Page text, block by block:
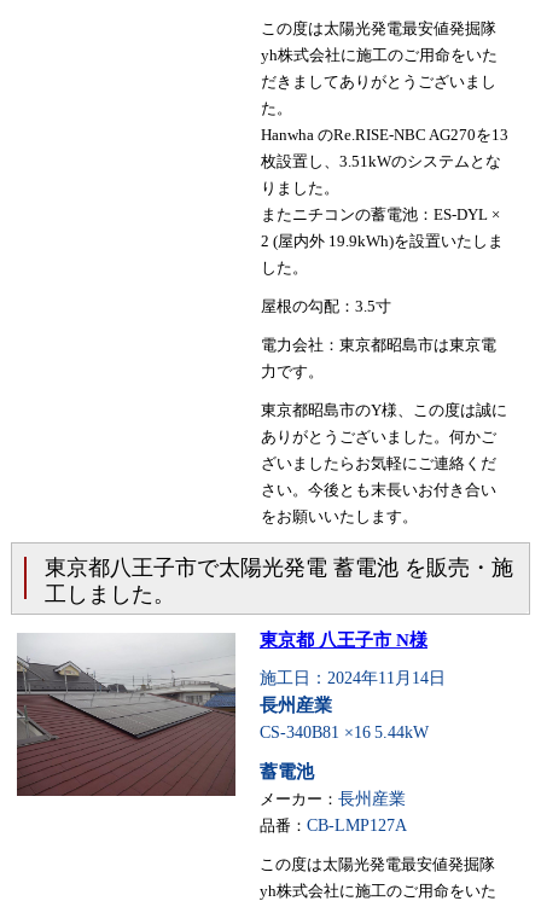
この度は太陽光発電最安値発掘隊
yh株式会社に施工のご用命をいた
だきましてありがとうございまし
た。
Hanwha のRe.RISE-NBC AG270を13
枚設置し、3.51kWのシステムとな
りました。
またニチコンの蓄電池：ES-DYL ×
2 (屋内外 19.9kWh)を設置いたしま
した。
屋根の勾配：3.5寸
電力会社：東京都昭島市は東京電
力です。
東京都昭島市のY様、この度は誠に
ありがとうございました。何かご
ざいましたらお気軽にご連絡くだ
さい。今後とも末長いお付き合い
をお願いいたします。
東京都八王子市で太陽光発電 蓄電池 を販売・施
工しました。
東京都 八王子市 N様
施工日：2024年11月14日
長州産業
CS-340B81 ×16 5.44kW
蓄電池
メーカー： 長州産業
品番： CB-LMP127A
この度は太陽光発電最安値発掘隊
yh株式会社に施工のご用命をいた